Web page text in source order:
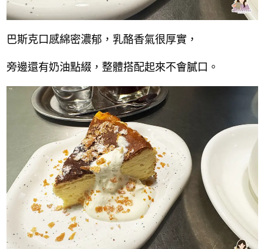
巴斯克口感綿密濃郁，乳酪香氣很厚實，
旁邊還有奶油點綴，整體搭配起來不會膩口。